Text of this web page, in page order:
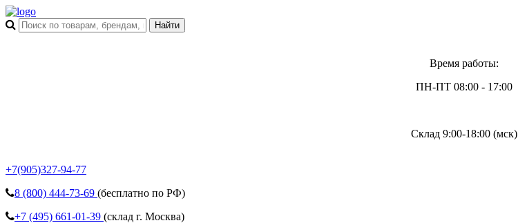
Время работы:
ПН-ПТ 08:00 - 17:00
Склад 9:00-18:00 (мск)
+7(905)327-94-77
8 (800) 444-73-69 (бесплатно по РФ)
+7 (495) 661-01-39 (склад г. Москва)